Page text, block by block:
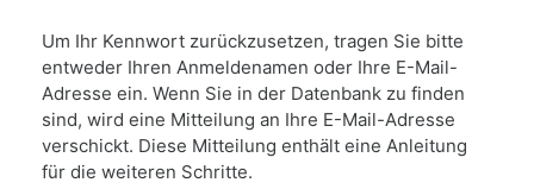
Um Ihr Kennwort zurückzusetzen, tragen Sie bitte
entweder Ihren Anmeldenamen oder Ihre E-Mail-
Adresse ein. Wenn Sie in der Datenbank zu finden
sind, wird eine Mitteilung an Ihre E-Mail-Adresse
verschickt. Diese Mitteilung enthält eine Anleitung
für die weiteren Schritte.